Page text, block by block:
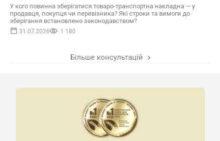
У кого повинна зберігатися товаро-транспортна накладна — у
продавця, покупця чи перевізника? Які строки та вимоги до
зберігання встановлено законодавством?
31.07.2026 1 180
Більше консультацій